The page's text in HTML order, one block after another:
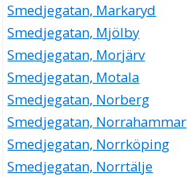
Smedjegatan, Markaryd
Smedjegatan, Mjölby
Smedjegatan, Morjärv
Smedjegatan, Motala
Smedjegatan, Norberg
Smedjegatan, Norrahammar
Smedjegatan, Norrköping
Smedjegatan, Norrtälje